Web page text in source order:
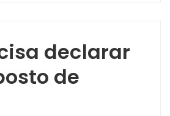
declarar
de